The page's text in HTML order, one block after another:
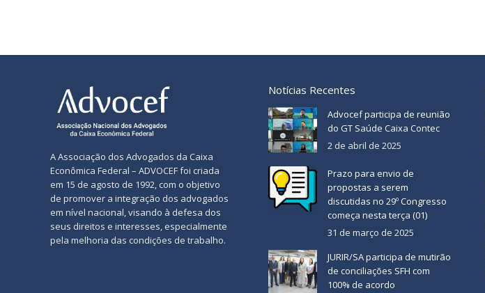
A Associação dos Advogados da Caixa
Econômica Federal – ADVOCEF foi criada
em 15 de agosto de 1992, com o objetivo
de promover a integração dos advogados
em nível nacional, visando à defesa dos
seus direitos e interesses, especialmente
pela melhoria das condições de trabalho.
Notícias Recentes
Advocef participa de reunião
do GT Saúde Caixa Contec
2 de abril de 2025
Prazo para envio de
propostas a serem
discutidas no 29º Congresso
começa nesta terça (01)
31 de março de 2025
JURIR/SA participa de mutirão
de conciliações SFH com
100% de acordo